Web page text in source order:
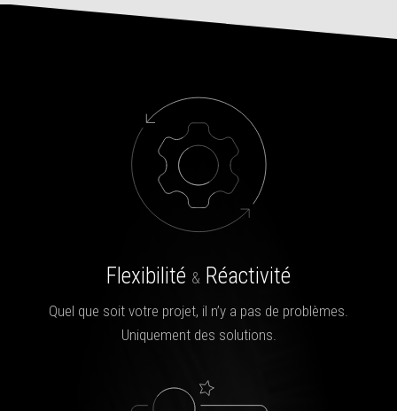
Flexibilité & Réactivité
Quel que soit votre projet, il n’y a pas de problèmes.
Uniquement des solutions.